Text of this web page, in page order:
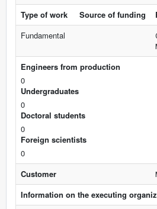
Type of work
Source of funding
Fundamental
Engineers from production
0
Undergraduates
0
Doctoral students
0
Foreign scientists
0
Customer
Information on the executing